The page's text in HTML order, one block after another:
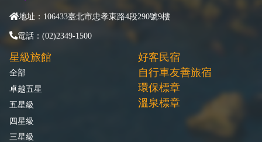
地址：106433臺北市忠孝東路4段290號9樓
電話：(02)2349-1500
星級旅館
全部
卓越五星
五星級
四星級
三星級
好客民宿
自行車友善旅宿
環保標章
溫泉標章